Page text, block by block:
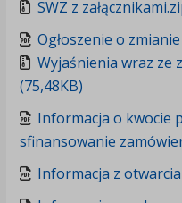
SWZ z
Ogłoszenie o
Wyjaśnienia wraz ze
(75,48KB)
Informacja o kwocie
sfinansowanie
Informacja z